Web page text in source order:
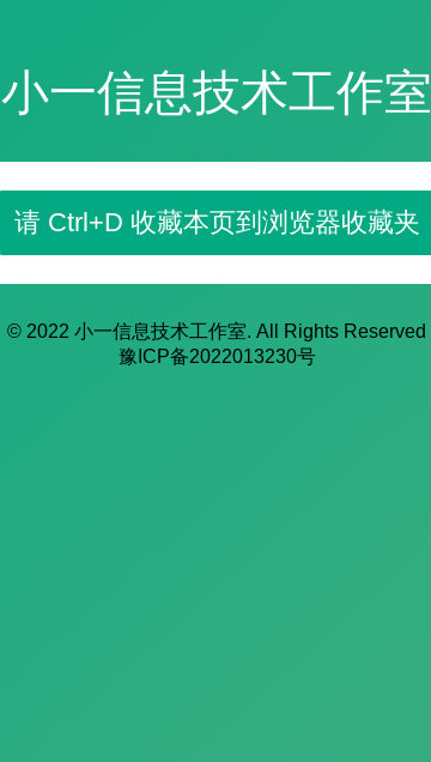
小一信息技术工作室
请 Ctrl+D 收藏本页到浏览器收藏夹
© 2022 小一信息技术工作室. All Rights Reserved
豫ICP备2022013230号